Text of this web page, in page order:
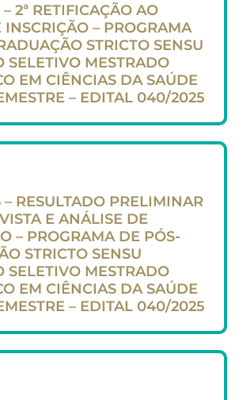
2ª RETIFICAÇÃO AO
INSCRIÇÃO – PROGRAMA
STRICTO SENSU
SELETIVO MESTRADO
EM CIÊNCIAS DA SAÚDE
– EDITAL 040/2025
RESULTADO PRELIMINAR
E ANÁLISE DE
– PROGRAMA DE PÓS-
STRICTO SENSU
SELETIVO MESTRADO
EM CIÊNCIAS DA SAÚDE
– EDITAL 040/2025